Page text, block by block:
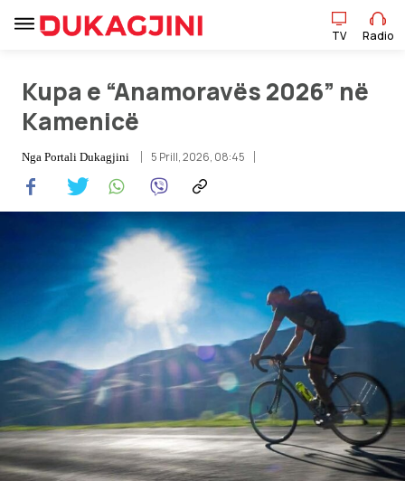
Lajme
Sport
Pikëpamje
Art Jete
Kulturë
Showbiz
Ekonomi
Teknologji
TV Radio
Kupa e “Anamoravës 2026” në
Kamenicë
Nga Portali Dukagjini 5 Prill, 2026, 08:45